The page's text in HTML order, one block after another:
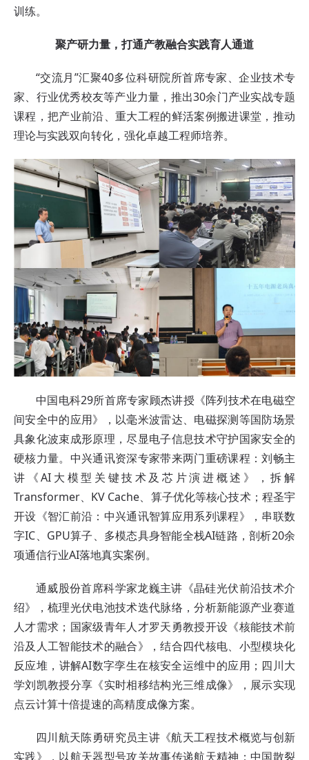
训练。
聚产研力量，打通产教融合实践育人通道
“交流月”汇聚40多位科研院所首席专家、企业技术专
家、行业优秀校友等产业力量，推出30余门产业实战专题
课程，把产业前沿、重大工程的鲜活案例搬进课堂，推动
理论与实践双向转化，强化卓越工程师培养。
中国电科29所首席专家顾杰讲授《阵列技术在电磁空
间安全中的应用》，以毫米波雷达、电磁探测等国防场景
具象化波束成形原理，尽显电子信息技术守护国家安全的
硬核力量。中兴通讯资深专家带来两门重磅课程：刘畅主
讲《AI大模型关键技术及芯片演进概述》，拆解
Transformer、KV Cache、算子优化等核心技术；程圣宇
开设《智汇前沿：中兴通讯智算应用系列课程》，串联数
字IC、GPU算子、多模态具身智能全栈AI链路，剖析20余
项通信行业AI落地真实案例。
通威股份首席科学家龙巍主讲《晶硅光伏前沿技术介
绍》，梳理光伏电池技术迭代脉络，分析新能源产业赛道
人才需求；国家级青年人才罗天勇教授开设《核能技术前
沿及人工智能技术的融合》，结合四代核电、小型模块化
反应堆，讲解AI数字孪生在核安全运维中的应用；四川大
学刘凯教授分享《实时相移结构光三维成像》，展示实现
点云计算十倍提速的高精度成像方案。
四川航天陈勇研究员主讲《航天工程技术概览与创新
实践》，以航天器型号攻关故事传递航天精神；中国散裂